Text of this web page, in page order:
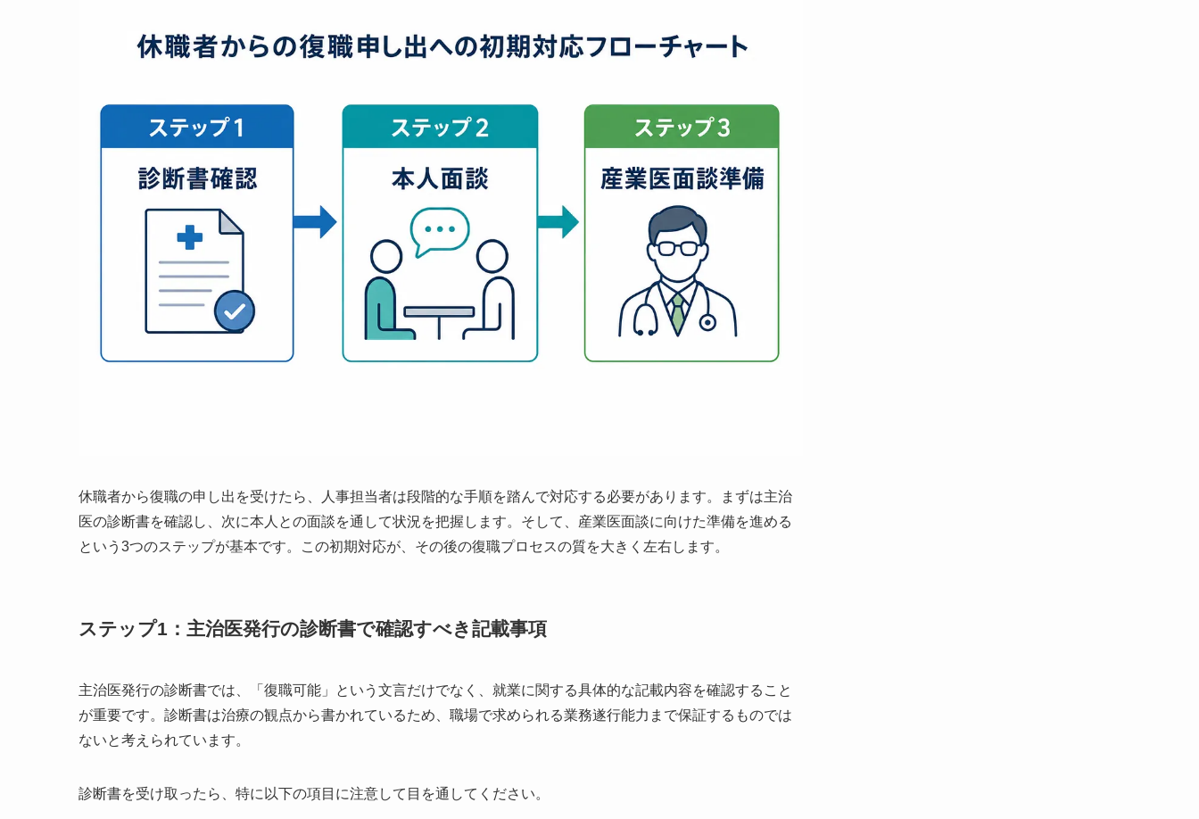
休職者から復職の申し出を受けたら、人事担当者は段階的な手順を踏んで対応する必要があります。まずは主治
医の診断書を確認し、次に本人との面談を通して状況を把握します。そして、産業医面談に向けた準備を進める
という3つのステップが基本です。この初期対応が、その後の復職プロセスの質を大きく左右します。
ステップ1：主治医発行の診断書で確認すべき記載事項
主治医発行の診断書では、「復職可能」という文言だけでなく、就業に関する具体的な記載内容を確認すること
が重要です。診断書は治療の観点から書かれているため、職場で求められる業務遂行能力まで保証するものでは
ないと考えられています。
診断書を受け取ったら、特に以下の項目に注意して目を通してください。